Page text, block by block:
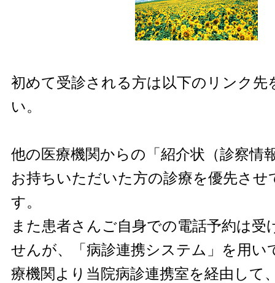
初めて受診される方は以下のリンク先
い。
他の医療機関からの「紹介状（診察情
お持ちいただいた方の診療を優先させ
す。
また患者さんご自身での電話予約は受
せんが、「病診連携システム」を用い
療機関より当院病診連携室を経由して